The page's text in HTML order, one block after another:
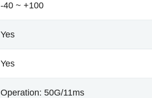
-40 ~ +100
Yes
Yes
Operation: 50G/11ms